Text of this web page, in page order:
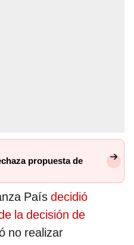
propuesta de
País decidió
la decisión de
no realizar